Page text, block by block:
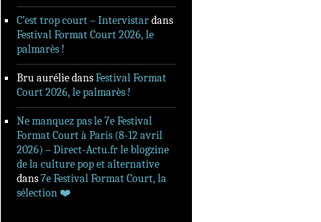
C’est trop court – Intervistardans
Festival Format Court 2026, le
palmarès !
Bru auréliedansFestival Format
Court 2026, le palmarès !
Ne manquez pas le 7e Festival
Format Court à Paris (8-12 avril
2026) – Direct-Actu.fr le blogzine
de la culture pop et alternative
dans7e Festival Format Court, la
sélection ❤️‍